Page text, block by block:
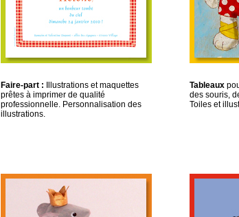
Faire-part : Illustrations et maquettes
prêtes à imprimer de qualité
professionnelle. Personnalisation des
illustrations.
Tableaux
des souris,
Toiles et